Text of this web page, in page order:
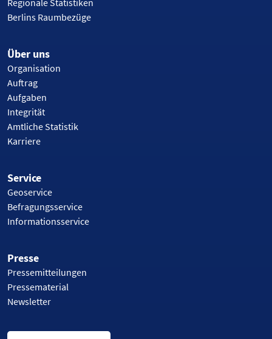
Berlins Raumbezüge
Über uns
Organisation
Auftrag
Aufgaben
Integrität
Amtliche Statistik
Karriere
Service
Geoservice
Befragungsservice
Informationsservice
Presse
Pressemitteilungen
Pressematerial
Newsletter